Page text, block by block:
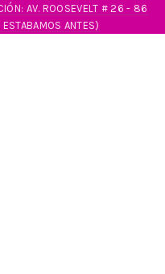
AV. ROOSEVELT # 26 - 86
ANTES)